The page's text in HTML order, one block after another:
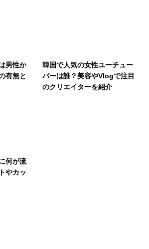
男性か
有無と
韓国で人気の女性ユーチュー
バーは誰？美容やVlogで注目
のクリエイターを紹介
何が流
やカッ